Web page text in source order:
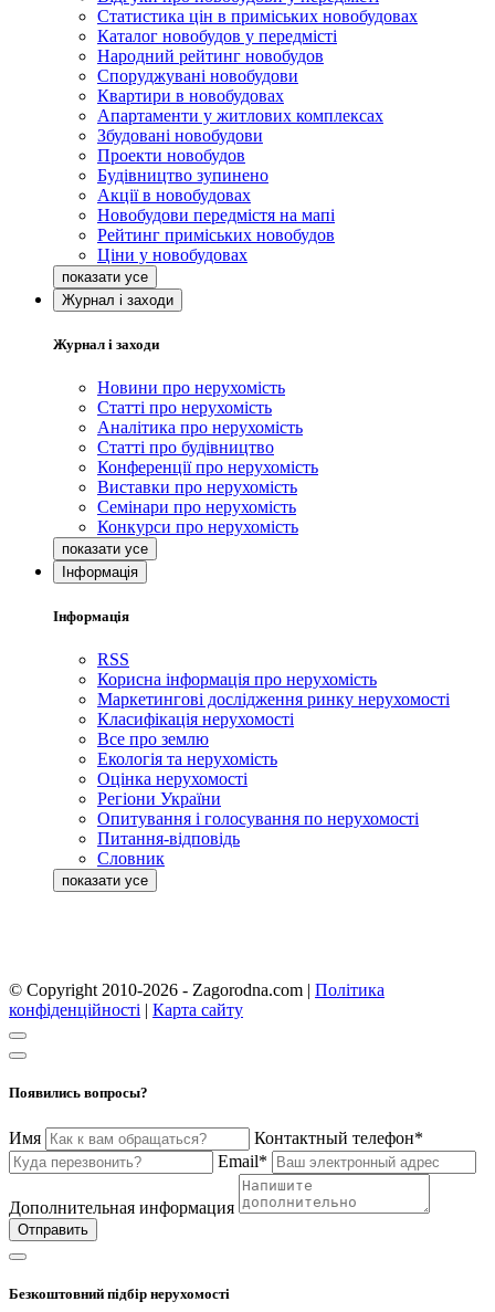
Статистика цін в приміських новобудовах
Каталог новобудов у передмісті
Народний рейтинг новобудов
Споруджувані новобудови
Квартири в новобудовах
Апартаменти у житлових комплексах
Збудовані новобудови
Проекти новобудов
Будівництво зупинено
Акції в новобудовах
Новобудови передмістя на мапі
Рейтинг приміських новобудов
Ціни у новобудовах
Журнал і заходи
Журнал і заходи
Новини про нерухомість
Статті про нерухомість
Аналітика про нерухомість
Статті про будівництво
Конференції про нерухомість
Виставки про нерухомість
Семінари про нерухомість
Конкурси про нерухомість
Інформація
Інформація
RSS
Корисна інформація про нерухомість
Маркетингові дослідження ринку нерухомості
Класифікація нерухомості
Все про землю
Екологія та нерухомість
Оцінка нерухомості
Регіони України
Опитування і голосування по нерухомості
Питання-відповідь
Словник
© Copyright 2010-2026 - Zagorodna.com | Політика
конфіденційності | Карта сайту
Появились вопросы?
Имя
Контактный телефон*
Email*
Дополнительная информация
Отправить
Безкоштовний підбір нерухомості